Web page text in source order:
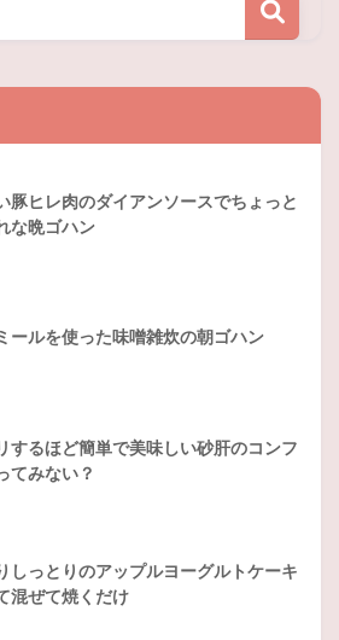
豚ヒレ肉のダイアンソースでちょっと
な晩ゴハン
ールを使った味噌雑炊の朝ゴハン
するほど簡単で美味しい砂肝のコンフ
てみない？
しっとりのアップルヨーグルトケーキ
混ぜて焼くだけ